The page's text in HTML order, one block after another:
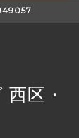
区・